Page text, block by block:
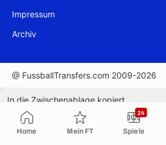
Home Mein FT Spiele
24
Impressum
Archiv
@ FussballTransfers.com 2009-2026
In die Zwischenablage kopiert